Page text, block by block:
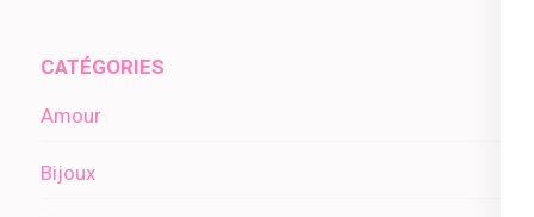
CATÉGORIES
Amour
Bijoux